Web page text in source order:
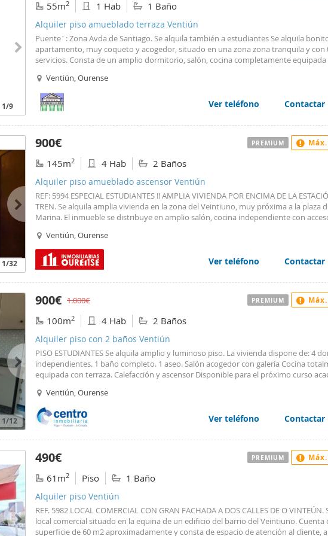
1/9
55m2 1 Hab 1 Baño
Alquiler piso amueblado terraza Ventiún
Puente¨: Zona Avda de Santiago. Se alquila también a estudiantes Se alquila
apartamento, muy coqueto y acogedor, situado en una zona zona tranquila y con
servicios. Consta de un amplio dormitorio, salón, cocina completamente equipada
además de un buen trastero. El precio de la comunidad está incluida en el precio.
nuestras ofertas en distintas zonas.
Ventiún, Ourense
Ver teléfono Contactar
1/32
900€
145m2 4 Hab 2 Baños
Alquiler piso amueblado ascensor Ventiún
REF: 5994 ESPECIAL ESTUDIANTES !! AMPLIA VIVIENDA POR ENCIMA DE LA
TREN. Se alquila amplia vivienda en la zona del Veintiuno, muy próxima a la plaza
Marina. El inmueble se distribuye en amplio salón, cocina independiente con
la calle. Se trata de una vivienda del año 1980, que dispone de una superficie útil
aproximada de unos 122 m2, y cuenta con ascensor pequeño, suelos de gres,
aluminio con acristalamiento simple, calefacción y agua caliente por gas ciudad. El
incluye la comunidad, se requieren dos meses de fianza y no se admiten mascotas.
anuncio es meramente informativo y carece de validez contractual. En
Ourense NO cobramos comisión de intermediación al inquilino/a. Si quieres ver
propiedad, no dudes en acudir a nuestras oficinas de Rúa Ensino nº1, Bajo (O
Ourense), llamarnos al (+34) 988 245 971 o enviarnos un correo electrónico a
info@inmobiliariasourense.es. Estaremos encantados de atenderte. Más
nuestra página web www.inmobiliariasourense.es. Síguenos en las principales redes
Ventiún, Ourense
Ver teléfono Contactar
PREMIUM
1/12
900€ 1.000€
100m2 4 Hab 2 Baños
Alquiler piso con 2 baños Ventiún
PISO ESTUDIANTES Se alquila amplio y luminoso piso. La vivienda dispone de: 4
independientes. 1 baño completo. 1 aseo. Salón acogedor con galería Cocina
equipada con terraza. Calefacción y ascensor Disponible para el próximo curso
Ventiún, Ourense
Ver teléfono Contactar
PREMIUM
490€
61m2 Piso 1 Baño
Alquiler piso Ventiún
REF. 5982 LOCAL COMERCIAL CON GRAN FACHADA A DOS CALLES DE O VINTEÚN.
local comercial situado en la equina de un edificio del barrio del Veintiuno. Cuenta
superficie de 60 m2 aproximadamente y consta de espacio de atención al cliente,
PREMIUM